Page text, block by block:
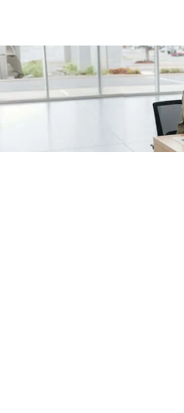
/fragments/plp-details